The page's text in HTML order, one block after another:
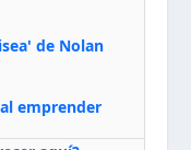
de Nolan
emprender